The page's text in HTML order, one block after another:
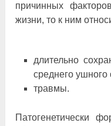
причинных
жизни, то к ним
длительно
среднего ушного
травмы.
Патогенетически